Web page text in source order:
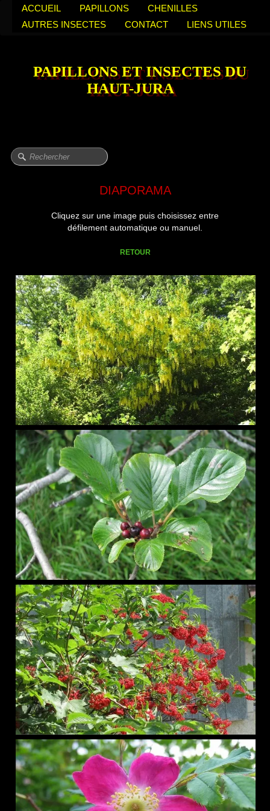
ACCUEIL PAPILLONS
CHENILLES
AUTRES INSECTES
CONTACT LIENS UTILES
PAPILLONS ET INSECTES DU
HAUT-JURA
DIAPORAMA
Cliquez sur une image puis choisissez entre
défilement automatique ou manuel.
RETOUR